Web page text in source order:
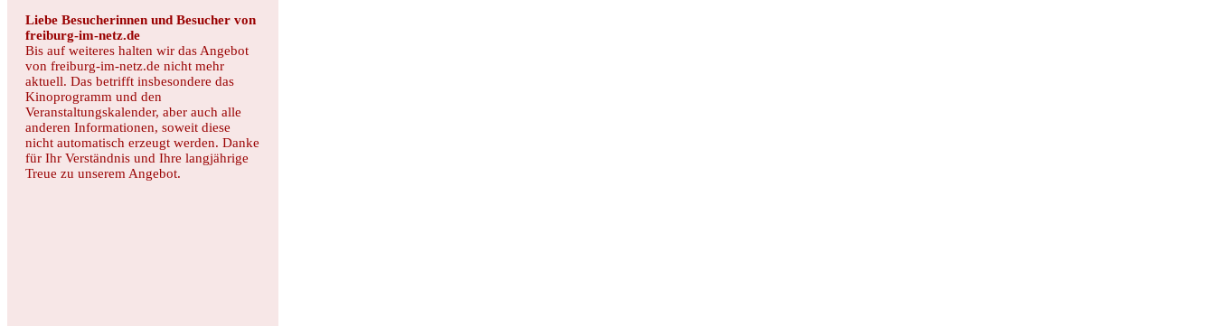
Liebe Besucherinnen und Besucher von
freiburg-im-netz.de
Bis auf weiteres halten wir das Angebot
von freiburg-im-netz.de nicht mehr
aktuell. Das betrifft insbesondere das
Kinoprogramm und den
Veranstaltungskalender, aber auch alle
anderen Informationen, soweit diese
nicht automatisch erzeugt werden. Danke
für Ihr Verständnis und Ihre langjährige
Treue zu unserem Angebot.